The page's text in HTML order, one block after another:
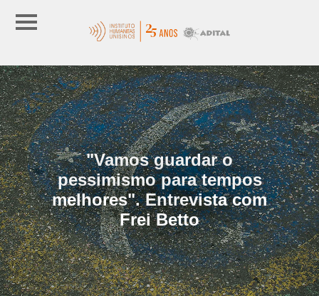
"Vamos guardar o
pessimismo para tempos
melhores". Entrevista com
Frei Betto